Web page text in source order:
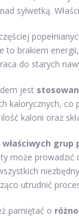
sylwetką.
to brakiem
do starych
jest
kalorycznych,
kalorii oraz
właściwych grup
może
utrudnić
pamiętać o